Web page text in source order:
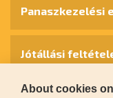
Panaszkezelési
Jótállási
About cookies